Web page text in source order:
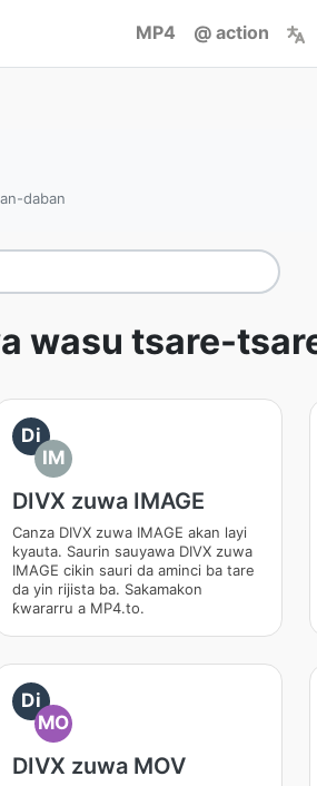
MP4 @ action
daban
wasu tsare-
Di
IM
DIVX zuwa IMAGE
Canza DIVX zuwa IMAGE akan layi
kyauta. Saurin sauyawa DIVX zuwa
IMAGE cikin sauri da aminci ba tare
da yin rijista ba. Sakamakon
ƙwararru a MP4.to.
Di
MO
DIVX zuwa MOV